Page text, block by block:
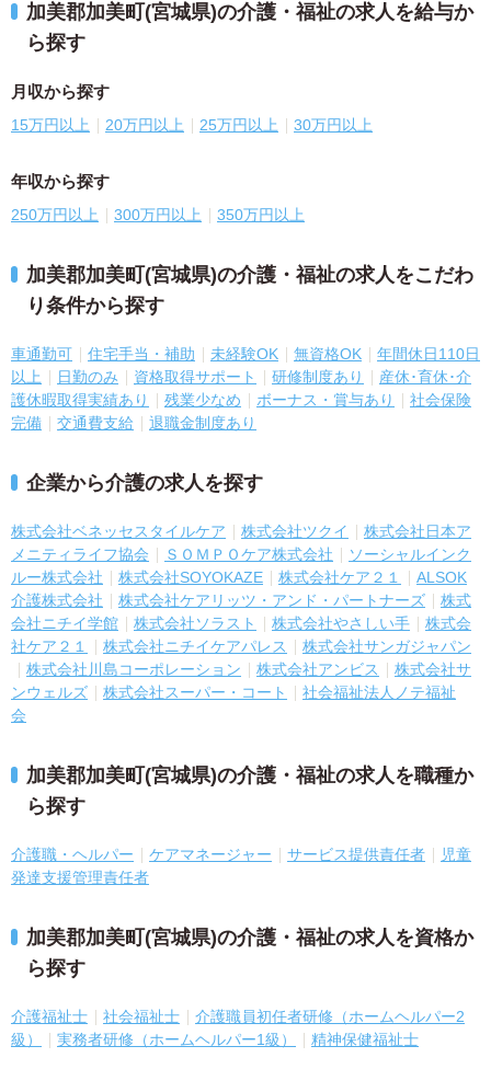
加美郡加美町(宮城県)の介護・福祉の求人を給与か
ら探す
月収から探す
15万円以上 20万円以上 25万円以上 30万円以上
年収から探す
250万円以上 300万円以上 350万円以上
加美郡加美町(宮城県)の介護・福祉の求人をこだわ
り条件から探す
車通勤可 住宅手当・補助 未経験OK 無資格OK
年間休日110日
以上
日勤のみ 資格取得サポート 研修制度あり
産休･育休･介
護休暇取得実績あり
残業少なめ ボーナス・賞与あり
社会保険
完備
交通費支給 退職金制度あり
企業から介護の求人を探す
株式会社ベネッセスタイルケア 株式会社ツクイ
株式会社日本ア
メニティライフ協会
ＳＯＭＰＯケア株式会社
ソーシャルインク
ルー株式会社
株式会社SOYOKAZE 株式会社ケア２１
ALSOK
介護株式会社
株式会社ケアリッツ・アンド・パートナーズ
株式
会社ニチイ学館
株式会社ソラスト 株式会社やさしい手
株式会
社ケア２１
株式会社ニチイケアパレス
株式会社サンガジャパン
株式会社川島コーポレーション
株式会社アンビス
株式会社サ
ンウェルズ
株式会社スーパー・コート
社会福祉法人ノテ福祉
会
加美郡加美町(宮城県)の介護・福祉の求人を職種か
ら探す
介護職・ヘルパー ケアマネージャー サービス提供責任者
児童
発達支援管理責任者
加美郡加美町(宮城県)の介護・福祉の求人を資格か
ら探す
介護福祉士 社会福祉士
介護職員初任者研修（ホームヘルパー2
級）
実務者研修（ホームヘルパー1級） 精神保健福祉士